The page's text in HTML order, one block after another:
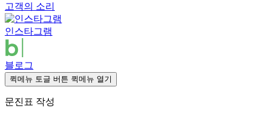
고객의 소리
인스타그램
블로그
퀵메뉴 토글 버튼 퀵메뉴 열기
문진표 작성